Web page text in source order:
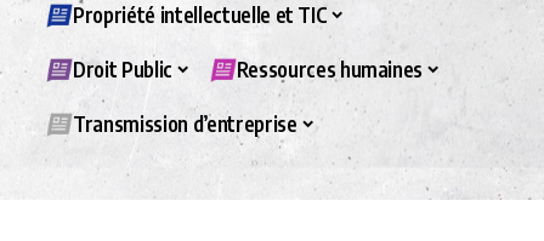
Propriété intellectuelle et TIC
Droit Public Ressources humaines
Transmission d’entreprise